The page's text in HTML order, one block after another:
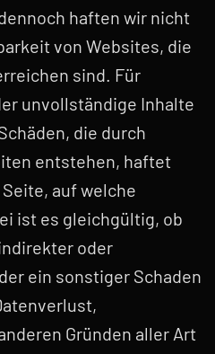
haften wir nicht
von Websites, die
sind. Für
unvollständige Inhalte
die durch
entstehen, haftet
auf welche
ist es gleichgültig, ob
oder
ein sonstiger Schaden
Gründen aller Art